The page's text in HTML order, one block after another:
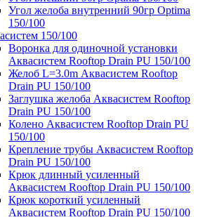
Угол желоба внутренний 90гр Optima
150/100
150/100
Воронка для одиночной установки
Аквасистем Rooftop Drain PU 150/100
Желоб L=3.0m Аквасистем Rooftop
Drain PU 150/100
Заглушка желоба Аквасистем Rooftop
Drain PU 150/100
Колено Аквасистем Rooftop Drain PU
150/100
Крепление трубы Аквасистем Rooftop
Drain PU 150/100
Крюк длинный усиленный
Аквасистем Rooftop Drain PU 150/100
Крюк короткий усиленный
Аквасистем Rooftop Drain PU 150/100